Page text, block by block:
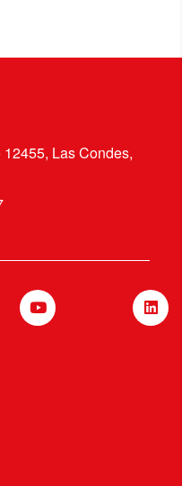
Las Condes,